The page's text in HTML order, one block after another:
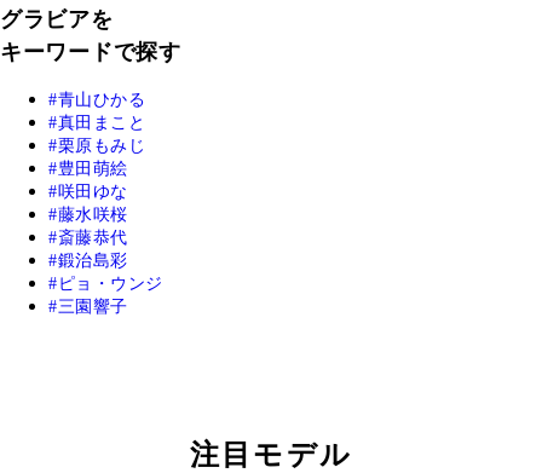
グラビアを
キーワードで探す
青山ひかる
真田まこと
栗原もみじ
豊田萌絵
咲田ゆな
藤水咲桜
斎藤恭代
鍛治島彩
ピョ・ウンジ
三園響子
注目モデル